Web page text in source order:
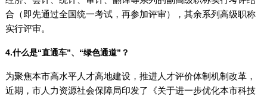
合（即先通过全国统一考试，再参加评审），其余系列高级职称
实行评审。
4.什么是“直通车”、“绿色通道”？
为聚焦本市高水平人才高地建设，推进人才评价体制机制改革，
近期，市人力资源社会保障局印发了《关于进一步优化本市科技